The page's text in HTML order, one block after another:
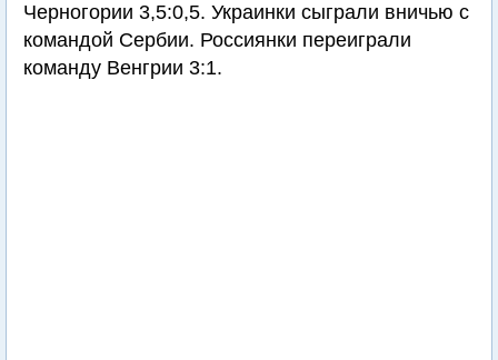
Черногории 3,5:0,5. Украинки сыграли вничью с
командой Сербии. Россиянки переиграли
команду Венгрии 3:1.